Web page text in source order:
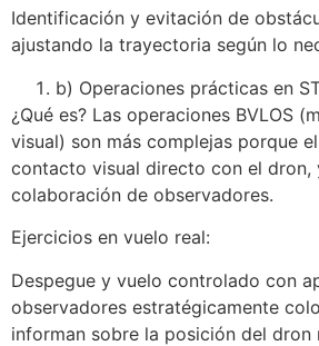
Identificación y evitación de
ajustando la trayectoria según lo
b) Operaciones prácticas en
¿Qué es? Las operaciones BVLOS
visual) son más complejas porque
contacto visual directo con el dron,
colaboración de observadores.
Ejercicios en vuelo real:
Despegue y vuelo controlado con
observadores estratégicamente
informan sobre la posición del dron